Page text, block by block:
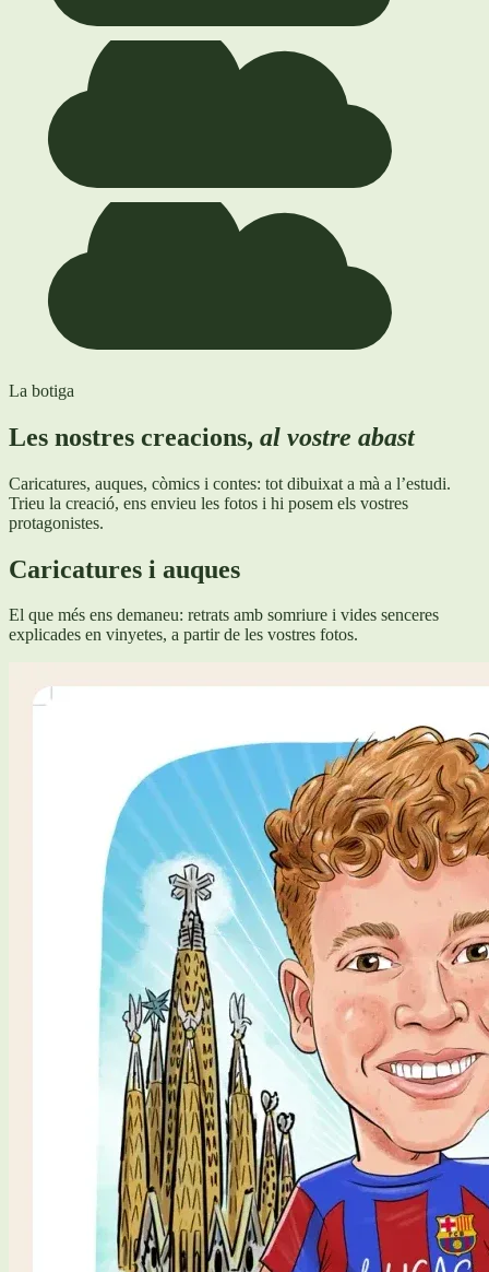
La botiga
Les nostres creacions, al vostre abast
Caricatures, auques, còmics i contes: tot dibuixat a mà a l’estudi.
Trieu la creació, ens envieu les fotos i hi posem els vostres
protagonistes.
Caricatures i auques
El que més ens demaneu: retrats amb somriure i vides senceres
explicades en vinyetes, a partir de les vostres fotos.